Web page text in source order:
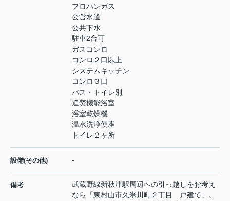
プロパンガス
公営水道
公共下水
駐車2台可
ガスコンロ
コンロ２口以上
システムキッチン
コンロ３口
バス・トイレ別
追焚機能浴室
浴室乾燥機
温水洗浄便座
トイレ２ヶ所
設備(その他) -
備考
武蔵野線新秋津駅周辺への引っ越しをお考え
なら「東村山市久米川町２丁目 戸建て」。